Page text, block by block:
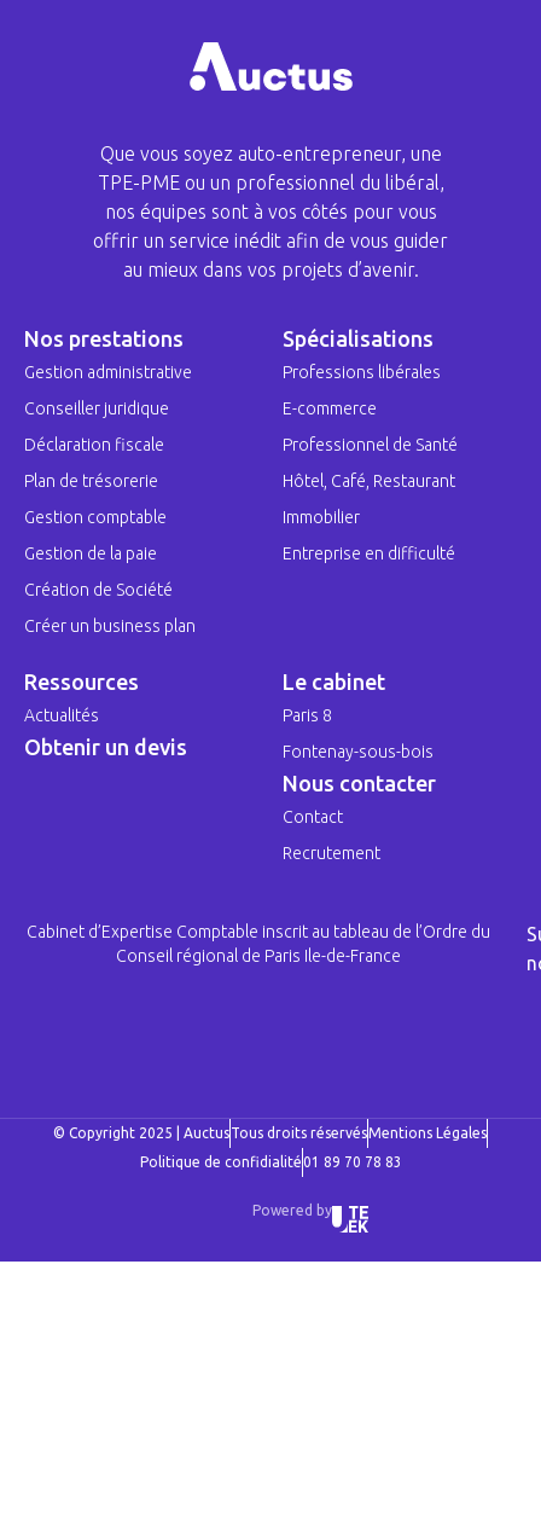
Que vous soyez auto-entrepreneur, une
TPE-PME ou un professionnel du libéral,
nos équipes sont à vos côtés pour vous
offrir un service inédit afin de vous guider
au mieux dans vos projets d’avenir.
Nos prestations
Gestion administrative
Conseiller juridique
Déclaration fiscale
Plan de trésorerie
Gestion comptable
Gestion de la paie
Création de Société
Créer un business plan
Spécialisations
Professions libérales
E-commerce
Professionnel de Santé
Hôtel, Café, Restaurant
Immobilier
Entreprise en difficulté
Ressources
Actualités
Obtenir un devis
Le cabinet
Paris 8
Fontenay-sous-bois
Nous contacter
Contact
Recrutement
Cabinet d’Expertise Comptable inscrit au tableau de l’Ordre du
Conseil régional de Paris Ile-de-France
© Copyright 2025 | AuctusTous droits réservésMentions Légales
Politique de confidialité01 89 70 78 83
Powered by